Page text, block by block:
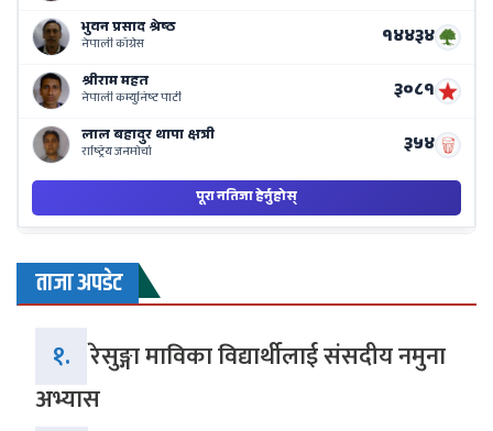
ताजा अपडेट
१. रेसुङ्गा माविका विद्यार्थीलाई संसदीय नमुना
अभ्यास